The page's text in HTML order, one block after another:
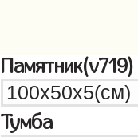
Памятник(v719)
Тумба